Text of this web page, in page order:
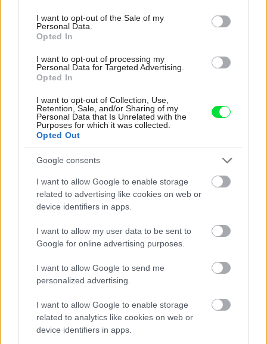
consent section.
I want to opt-out of the Sale of my
Personal Data.
Opted In
I want to opt-out of processing my
Personal Data for Targeted Advertising.
Opted In
I want to opt-out of Collection, Use,
Retention, Sale, and/or Sharing of my
Personal Data that Is Unrelated with the
Purposes for which it was collected.
Opted Out
Google consents
I want to allow Google to enable storage
related to advertising like cookies on web or
device identifiers in apps.
I want to allow my user data to be sent to
Google for online advertising purposes.
I want to allow Google to send me
personalized advertising.
I want to allow Google to enable storage
related to analytics like cookies on web or
device identifiers in apps.
Najnovšie príspevky
Re: Takto sa rieši málo úložného miesta. V tomto byte
stačil jeden prvok | Môjdom.sk
My napríklad labky utierame hneď pri dverách a doma pred dvere
Re: Takto sa rieši málo úložného miesta. V tomto byte
Dizajn je to nádherný, tá brezová preglejka a čisté línie vyzerajú super.
Ale vždy, keď…